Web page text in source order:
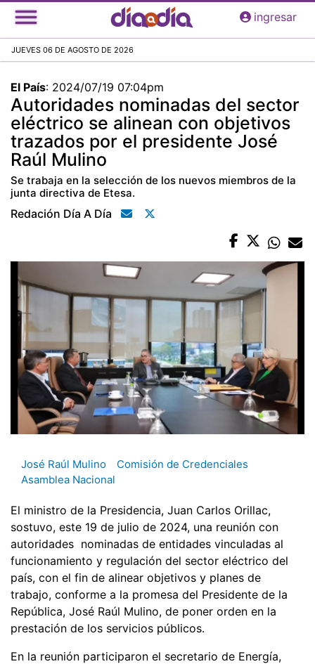
Pasar
al
principal
ingresar
JUEVES 06 DE AGOSTO DE 2026
El País: 2024/07/19 07:04pm
Autoridades nominadas del sector
eléctrico se alinean con objetivos
trazados por el presidente José
Raúl Mulino
Se trabaja en la selección de los nuevos miembros de la
junta directiva de Etesa.
Redación Día A Día
José Raúl Mulino
Comisión de Credenciales
Asamblea Nacional
El ministro de la Presidencia, Juan Carlos Orillac,
sostuvo, este 19 de julio de 2024, una reunión con
autoridades nominadas de entidades vinculadas al
funcionamiento y regulación del sector eléctrico del
país, con el fin de alinear objetivos y planes de
trabajo, conforme a la promesa del Presidente de la
República, José Raúl Mulino, de poner orden en la
prestación de los servicios públicos.
En la reunión participaron el secretario de Energía,